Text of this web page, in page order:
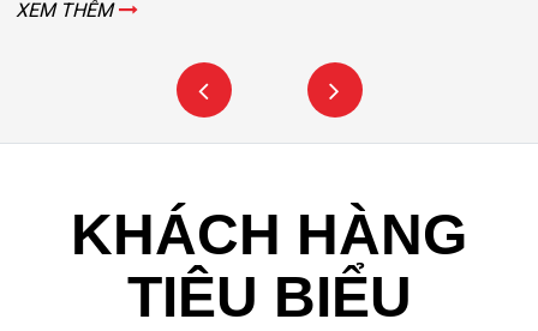
XEM THÊM
KHÁCH HÀNG
TIÊU BIỂU